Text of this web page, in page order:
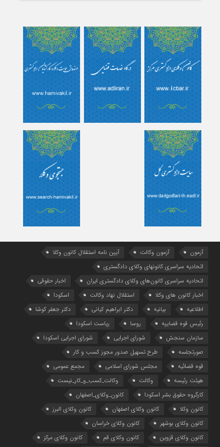
آزمون آزمون وکالت
آیین ‌نامه استقلال کانون وکلا
اتحادیه سراسری کانونهای وکلای دادگستری
اتحادیه سراسری کانون‌های وکلای دادگستری ایران
اخبار حقوقی
اخبار کانون های وکلا
استقلال نهاد وکالت
اسکودا
اطلاعیه
بیانیه دکتر ابراهیم کیانی
دکتر جعفر کوشا
رئیس قوه قضاییه
روسا
ریاست اسکودا
سازمان سنجش
شورای اجرایی
شورای اجرایی اسکودا
صورتجلسه
طرح تسهیل صدور مجوز کسب و کار
قوه قضائیه
مجلس شورای اسلامی
مجمع عمومی
هیئت رئیسه
وکالت
وکالت_کسب_و_کار_نیست
کارگروه حقوق بشر اسکودا
کانون_وکلای_اصفهان
کانون وکلا
کانون وکلای اصفهان
کانون وکلای البرز
کانون وکلای بوشهر
کانون وکلای خراسان
کانون وکلای قزوین
کانون وکلای قم کانون وکلای مرکز